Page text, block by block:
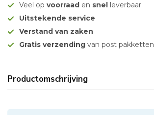
Veel op voorraad en snel leverbaar
Uitstekende service
Verstand van zaken
Gratis verzending van post pakketten
Productomschrijving